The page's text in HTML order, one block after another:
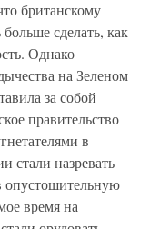
британскому
сделать, как
Однако
на Зеленом
за собой
правительство
в
стали назревать
опустошительную
время на